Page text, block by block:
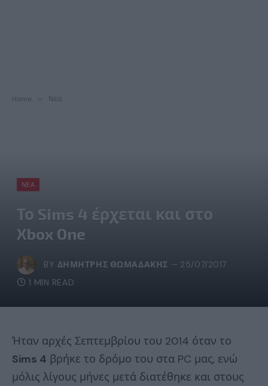
Home Νέα
ΝΈΑ
Το Sims 4 έρχεται και στο
Xbox One
BY ΔΗΜΉΤΡΗΣ ΘΩΜΑΔΆΚΗΣ
25/07/2017
1 MIN READ
Ήταν αρχές Σεπτεμβρίου του 2014 όταν το
Sims 4 βρήκε το δρόμο του στα PC μας, ενώ
μόλις λίγους μήνες μετά διατέθηκε και στους